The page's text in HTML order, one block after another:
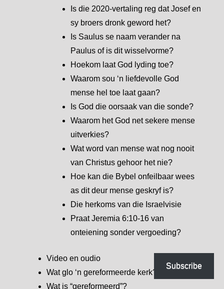
Is die 2020-vertaling reg dat Josef en
sy broers dronk geword het?
Is Saulus se naam verander na
Paulus of is dit wisselvorme?
Hoekom laat God lyding toe?
Waarom sou ‘n liefdevolle God
mense hel toe laat gaan?
Is God die oorsaak van die sonde?
Waarom het God net sekere mense
uitverkies?
Wat word van mense wat nog nooit
van Christus gehoor het nie?
Hoe kan die Bybel onfeilbaar wees
as dit deur mense geskryf is?
Die herkoms van die Israelvisie
Praat Jeremia 6:10-16 van
onteiening sonder vergoeding?
Video en oudio
Wat glo ‘n gereformeerde kerk?
Wat is “gereformeerd”?
Subscribe